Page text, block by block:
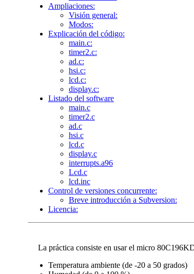
Ampliaciones:
Visión general:
Modos:
Explicación del código:
main.c:
timer2.c:
ad.c:
hsi.c:
lcd.c:
display.c:
Listado del software
main.c
timer2.c
ad.c
hsi.c
lcd.c
display.c
interrupts.a96
Lcd.c
lcd.inc
Control de versiones concurrente:
Breve introducción a Subversion:
Licencia:
La práctica consiste en usar el micro
Temperatura ambiente (de -20 a 50 grados)